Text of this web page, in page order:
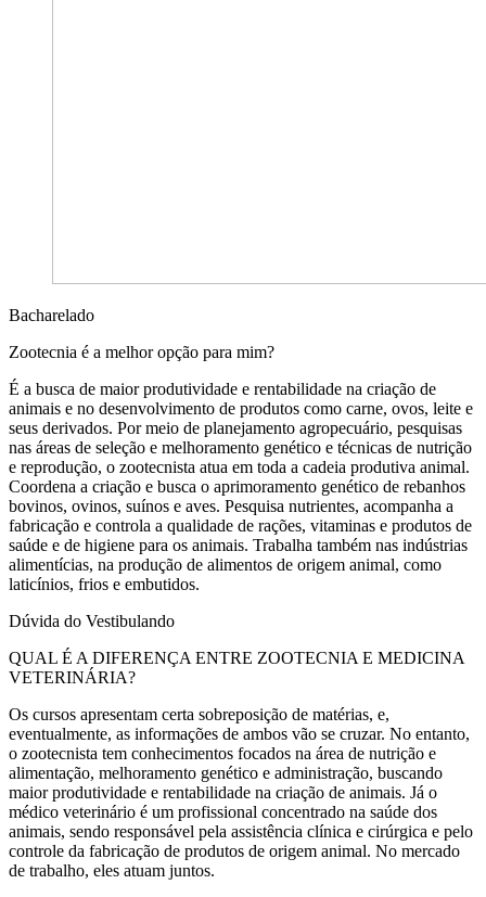
Bacharelado
Zootecnia é a melhor opção para mim?
É a busca de maior produtividade e rentabilidade na criação de
animais e no desenvolvimento de produtos como carne, ovos, leite e
seus derivados. Por meio de planejamento agropecuário, pesquisas
nas áreas de seleção e melhoramento genético e técnicas de nutrição
e reprodução, o zootecnista atua em toda a cadeia produtiva animal.
Coordena a criação e busca o aprimoramento genético de rebanhos
bovinos, ovinos, suínos e aves. Pesquisa nutrientes, acompanha a
fabricação e controla a qualidade de rações, vitaminas e produtos de
saúde e de higiene para os animais. Trabalha também nas indústrias
alimentícias, na produção de alimentos de origem animal, como
laticínios, frios e embutidos.
Dúvida do Vestibulando
QUAL É A DIFERENÇA ENTRE ZOOTECNIA E MEDICINA
VETERINÁRIA?
Os cursos apresentam certa sobreposição de matérias, e,
eventualmente, as informações de ambos vão se cruzar. No entanto,
o zootecnista tem conhecimentos focados na área de nutrição e
alimentação, melhoramento genético e administração, buscando
maior produtividade e rentabilidade na criação de animais. Já o
médico veterinário é um profissional concentrado na saúde dos
animais, sendo responsável pela assistência clínica e cirúrgica e pelo
controle da fabricação de produtos de origem animal. No mercado
de trabalho, eles atuam juntos.